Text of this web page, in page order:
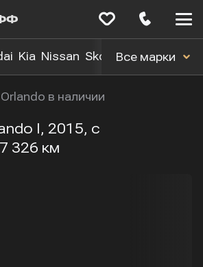
Kia Nissan Skoda Toyota
Все марки
в наличии
I, 2015, с
326 км